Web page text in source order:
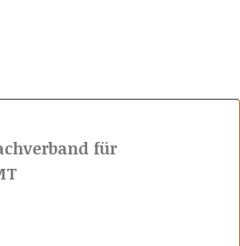
für